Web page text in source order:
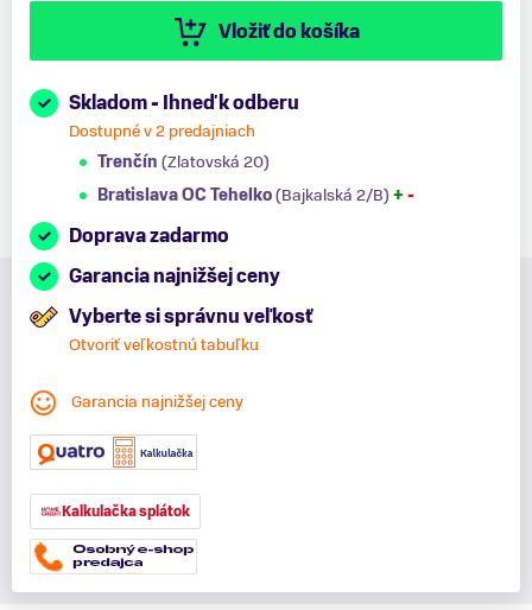
Vložiť do košíka
Skladom - Ihneď k odberu
Dostupné v 2 predajniach
Trenčín (Zlatovská 20)
Bratislava OC Tehelko(Bajkalská 2/B) + -
Doprava zadarmo
Garancia najnižšej ceny
Vyberte si správnu veľkosť
Otvoriť veľkostnú tabuľku
Garancia najnižšej ceny
Kalkulačka splátok